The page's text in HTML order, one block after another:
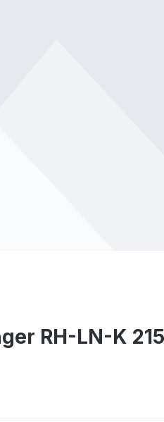
RH-LN-K